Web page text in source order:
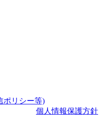
ポリシー等)
個人情報保護方針